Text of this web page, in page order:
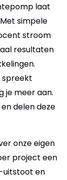
laat
simpele
stroom
resultaten
spreekt
je meer aan.
delen deze
onze eigen
project een
uitstoot en